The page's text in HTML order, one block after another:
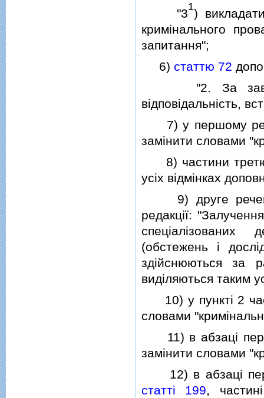
"31)
кримiнального
запитання";
6) статтю 72
"2. За
вiдповiдальнiсть,
7) у першому
замiнити словами
8) частини
усiх вiдмiнках
9) друге
редакцiї:
спецiалiзованих
(обстежень i
здiйснюються за
видiляються таким
10) у пунктi 2
словами
11) в абзацi
замiнити словами
12) в абзацi
статтi 199,